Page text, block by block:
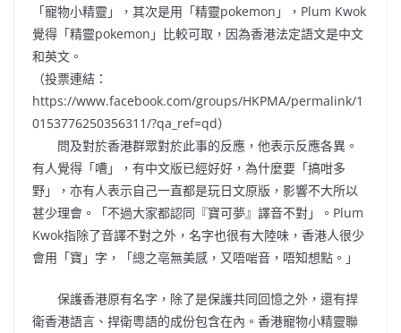
「寵物小精靈」，其次是用「精靈pokemon」，Plum Kwok
覺得「精靈pokemon」比較可取，因為香港法定語文是中文
和英文。
（投票連結：
https://www.facebook.com/groups/HKPMA/permalink/1
0153776250356311/?qa_ref=qd）
問及對於香港群眾對於此事的反應，他表示反應各異。
有人覺得「嘈」，有中文版已經好好，為什麼要「搞咁多
野」，亦有人表示自己一直都是玩日文原版，影響不大所以
甚少理會。「不過大家都認同『寶可夢』譯音不對」。Plum
Kwok指除了音譯不對之外，名字也很有大陸味，香港人很少
會用「寶」字，「總之亳無美感，又唔啱音，唔知想點。」
保護香港原有名字，除了是保護共同回憶之外，還有捍
衛香港語言、捍衛粵語的成份包含在內。香港寵物小精靈聯